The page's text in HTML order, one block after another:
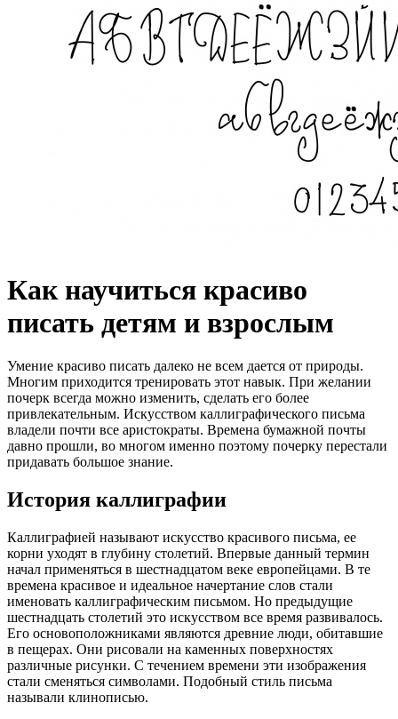
Как научиться красиво
писать детям и взрослым
Умение красиво писать далеко не всем дается от природы.
Многим приходится тренировать этот навык. При желании
почерк всегда можно изменить, сделать его более
привлекательным. Искусством каллиграфического письма
владели почти все аристократы. Времена бумажной почты
давно прошли, во многом именно поэтому почерку перестали
придавать большое знание.
История каллиграфии
Каллиграфией называют искусство красивого письма, ее
корни уходят в глубину столетий. Впервые данный термин
начал применяться в шестнадцатом веке европейцами. В те
времена красивое и идеальное начертание слов стали
именовать каллиграфическим письмом. Но предыдущие
шестнадцать столетий это искусством все время развивалось.
Его основоположниками являются древние люди, обитавшие
в пещерах. Они рисовали на каменных поверхностях
различные рисунки. С течением времени эти изображения
стали сменяться символами. Подобный стиль письма
называли клинописью.